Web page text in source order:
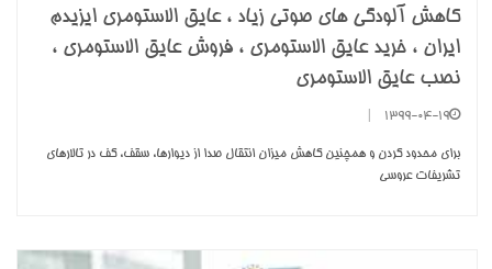
کاهش آلودگی های صوتی زیاد ، عایق الاستومری ایزیدم
ایران ، خرید عایق الاستومری ، فروش عایق الاستومری ،
نصب عایق الاستومری
1399-04-19
برای محدود کردن و همچنین کاهش میزان انتقال صدا از دیوارها، سقف، کف در تالارهای
تشریفات عروسی